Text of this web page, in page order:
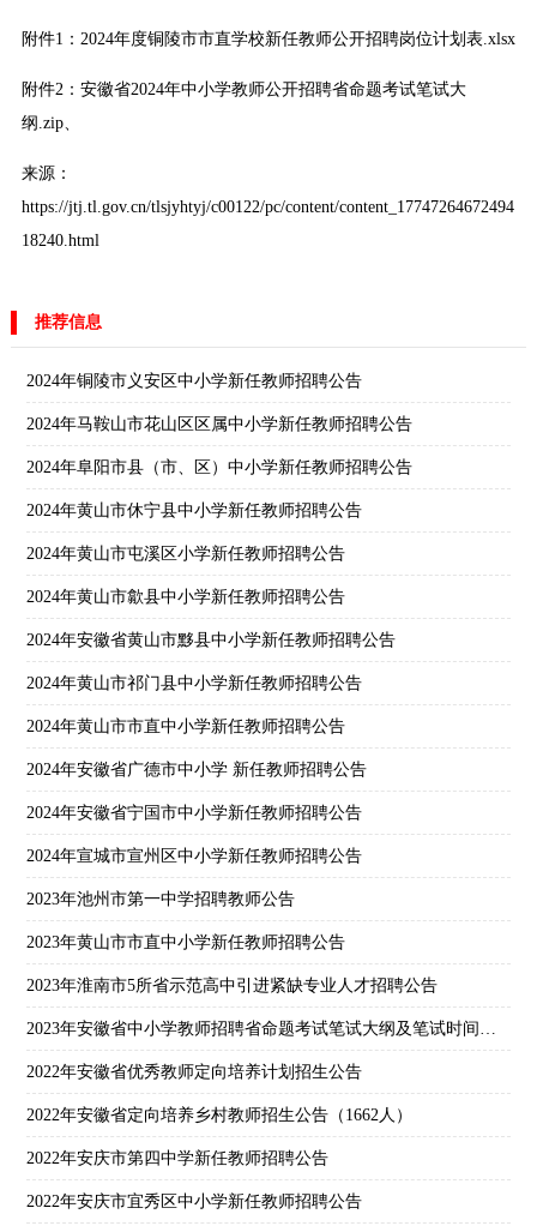
附件1：2024年度铜陵市市直学校新任教师公开招聘岗位计划表.xlsx
附件2：安徽省2024年中小学教师公开招聘省命题考试笔试大
纲.zip、
来源：
https://jtj.tl.gov.cn/tlsjyhtyj/c00122/pc/content/content_17747264672494
18240.html
推荐信息
2024年铜陵市义安区中小学新任教师招聘公告
2024年马鞍山市花山区区属中小学新任教师招聘公告
2024年阜阳市县（市、区）中小学新任教师招聘公告
2024年黄山市休宁县中小学新任教师招聘公告
2024年黄山市屯溪区小学新任教师招聘公告
2024年黄山市歙县中小学新任教师招聘公告
2024年安徽省黄山市黟县中小学新任教师招聘公告
2024年黄山市祁门县中小学新任教师招聘公告
2024年黄山市市直中小学新任教师招聘公告
2024年安徽省广德市中小学 新任教师招聘公告
2024年安徽省宁国市中小学新任教师招聘公告
2024年宣城市宣州区中小学新任教师招聘公告
2023年池州市第一中学招聘教师公告
2023年黄山市市直中小学新任教师招聘公告
2023年淮南市5所省示范高中引进紧缺专业人才招聘公告
2023年安徽省中小学教师招聘省命题考试笔试大纲及笔试时间公告
2022年安徽省优秀教师定向培养计划招生公告
2022年安徽省定向培养乡村教师招生公告（1662人）
2022年安庆市第四中学新任教师招聘公告
2022年安庆市宜秀区中小学新任教师招聘公告